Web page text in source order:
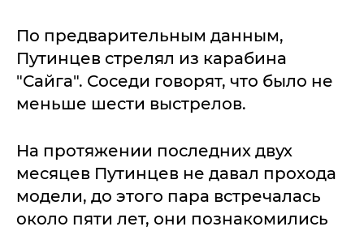
По предварительным данным,
Путинцев стрелял из карабина
"Сайга". Соседи говорят, что было не
меньше шести выстрелов.
На протяжении последних двух
месяцев Путинцев не давал прохода
модели, до этого пара встречалась
около пяти лет, они познакомились